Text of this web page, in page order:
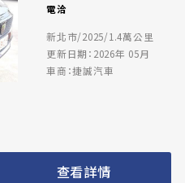
電洽
新北市/2025/1.4萬公里
更新日期：2026年 05月
車商：捷誠汽車
查看詳情